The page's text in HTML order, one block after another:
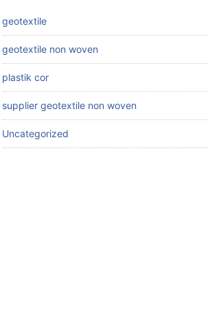
geotextile
geotextile non woven
plastik cor
supplier geotextile non woven
Uncategorized